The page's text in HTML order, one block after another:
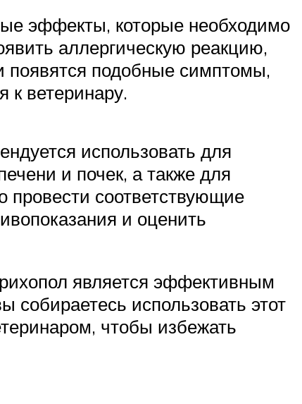
эффекты, которые необходимо
аллергическую реакцию,
появятся подобные симптомы,
к ветеринару.
использовать для
и почек, а также для
соответствующие
и оценить
является эффективным
собираетесь использовать этот
чтобы избежать